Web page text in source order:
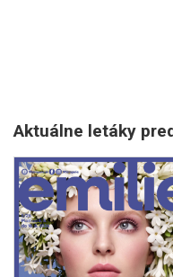
Aktuálne letáky